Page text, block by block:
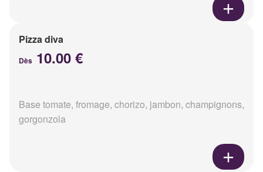
Pizza diva
Dès 10.00 €
Base tomate, fromage, chorizo, jambon, champignons,
gorgonzola